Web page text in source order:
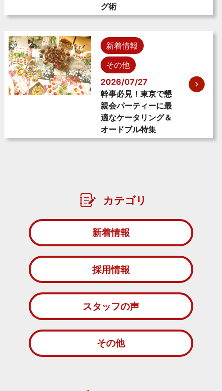
グ術
新着情報
その他
2026/07/27
幹事必見！東京で懇
親会パーティーに最
適なケータリング＆
オードブル特集
カテゴリ
新着情報
採用情報
スタッフの声
その他